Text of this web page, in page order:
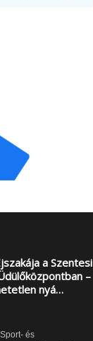
a Szentesi
–
nyá…
és